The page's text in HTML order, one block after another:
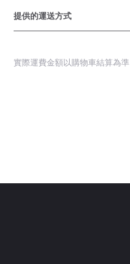
提供的運送方式
實際運費金額以購物車結算為準